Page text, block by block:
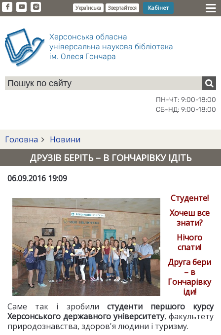
Українська Звертайтеся Кабінет
Херсонська обласна
універсальна наукова бібліотека
ім. Олеся Гончара
ПН-ЧТ: 9:00-18:00
СБ-НД: 9:00-18:00
Головна Новини
ДРУЗІВ БЕРІТЬ – В ГОНЧАРІВКУ ІДІТЬ
06.09.2016 19:09
Студенте!
Хочеш все
знати?
Нічого
спати!
Друга бери
– в
Гончарівку
іди!
Саме так і зробили студенти першого курсу
Херсонського державного університету, факультету
природознавства, здоров'я людини і туризму.